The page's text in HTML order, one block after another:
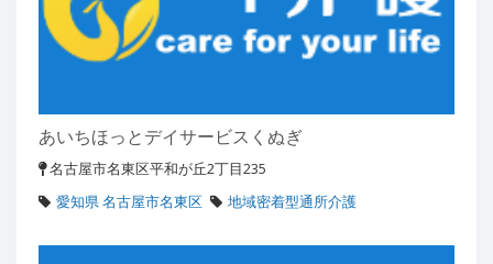
あいちほっとデイサービスくぬぎ
名古屋市名東区平和が丘2丁目235
愛知県 名古屋市名東区
地域密着型通所介護